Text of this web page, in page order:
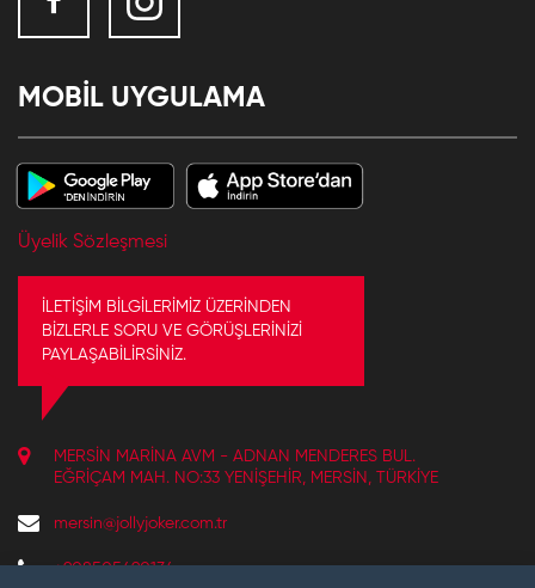
MOBİL UYGULAMA
Üyelik Sözleşmesi
İLETİŞİM BİLGİLERİMİZ ÜZERİNDEN
BİZLERLE SORU VE GÖRÜŞLERİNİZİ
PAYLAŞABİLİRSİNİZ.
MERSIN MARINA AVM - ADNAN MENDERES BUL.
EĞRIÇAM MAH. NO:33 YENIŞEHIR, MERSIN, TÜRKIYE
mersin@jollyjoker.com.tr
+908505490134